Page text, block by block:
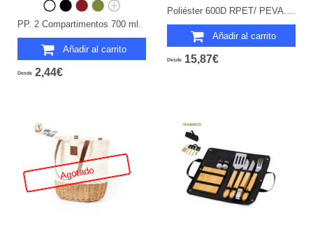
PP. 2 Compartimentos 700 ml.
Añadir al carrito
Desde 2,44€
Poliéster 600D RPET/ PEVA. 10 Piezas. 2 Servicios. Parte Trasera y Cintas Acolchadas.
Añadir al carrito
Desde 15,87€
Agotado